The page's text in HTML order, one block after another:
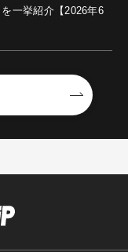
一挙紹介【2026年6